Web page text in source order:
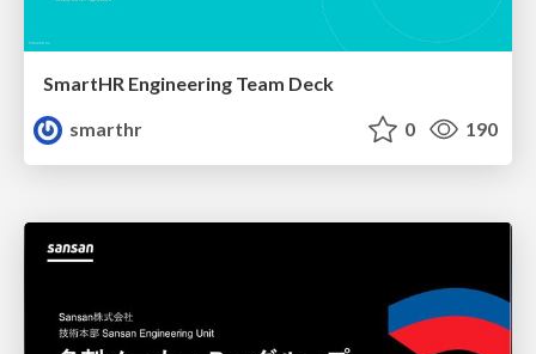
SmartHR Engineering Team Deck
smarthr
0 190